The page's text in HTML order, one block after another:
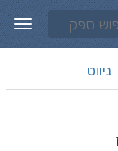
ניווט